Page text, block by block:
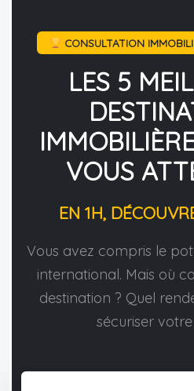
CONSULTATION
LES 5
VOUS
EN 1H,
Vous avez compris le
international. Mais où
destination ? Quel
sécuriser